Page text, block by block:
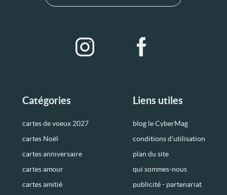
Catégories
cartes de voeux 2027
cartes Noël
cartes anniversaire
cartes amour
cartes amitié
Liens utiles
blog le CyberMag
conditions d’utilisation
plan du site
qui sommes-nous
publicité - partenariat